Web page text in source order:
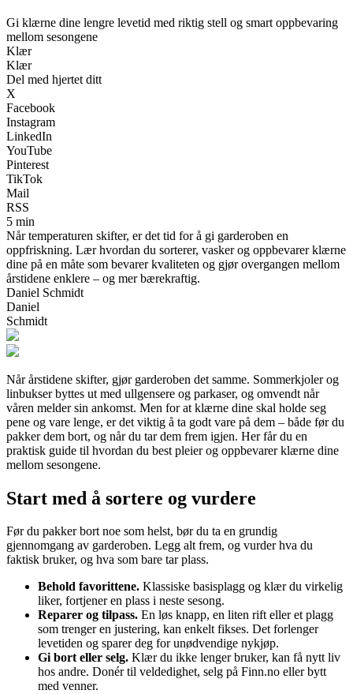
Gi klærne dine lengre levetid med riktig stell og smart oppbevaring
mellom sesongene
Klær
Klær
Del med hjertet ditt
X
Facebook
Instagram
LinkedIn
YouTube
Pinterest
TikTok
Mail
RSS
5 min
Når temperaturen skifter, er det tid for å gi garderoben en
oppfriskning. Lær hvordan du sorterer, vasker og oppbevarer klærne
dine på en måte som bevarer kvaliteten og gjør overgangen mellom
årstidene enklere – og mer bærekraftig.
Daniel Schmidt
Daniel
Schmidt
Når årstidene skifter, gjør garderoben det samme. Sommerkjoler og
linbukser byttes ut med ullgensere og parkaser, og omvendt når
våren melder sin ankomst. Men for at klærne dine skal holde seg
pene og vare lenge, er det viktig å ta godt vare på dem – både før du
pakker dem bort, og når du tar dem frem igjen. Her får du en
praktisk guide til hvordan du best pleier og oppbevarer klærne dine
mellom sesongene.
Start med å sortere og vurdere
Før du pakker bort noe som helst, bør du ta en grundig
gjennomgang av garderoben. Legg alt frem, og vurder hva du
faktisk bruker, og hva som bare tar plass.
Behold favorittene. Klassiske basisplagg og klær du virkelig
liker, fortjener en plass i neste sesong.
Reparer og tilpass. En løs knapp, en liten rift eller et plagg
som trenger en justering, kan enkelt fikses. Det forlenger
levetiden og sparer deg for unødvendige nykjøp.
Gi bort eller selg. Klær du ikke lenger bruker, kan få nytt liv
hos andre. Donér til veldedighet, selg på Finn.no eller bytt
med venner.